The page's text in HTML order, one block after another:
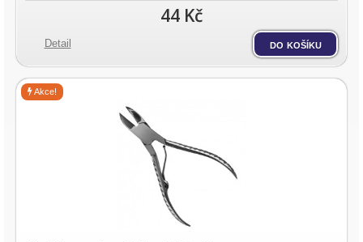
44 Kč
Detail do košíku
Akce!